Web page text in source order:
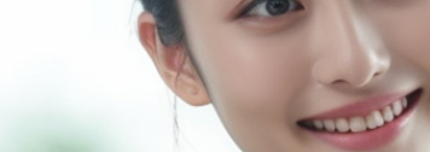
支票借款